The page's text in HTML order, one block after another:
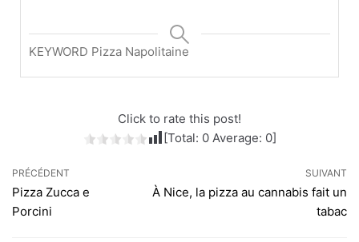
KEYWORD Pizza Napolitaine
Click to rate this post!
[Total: 0Average: 0]
PRÉCÉDENT
Pizza Zucca e
Porcini
SUIVANT
À Nice, la pizza au cannabis fait un
tabac